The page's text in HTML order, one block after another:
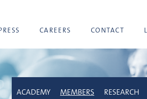
CAREERS CONTACT
ACADEMY MEMBERS RESEARCH